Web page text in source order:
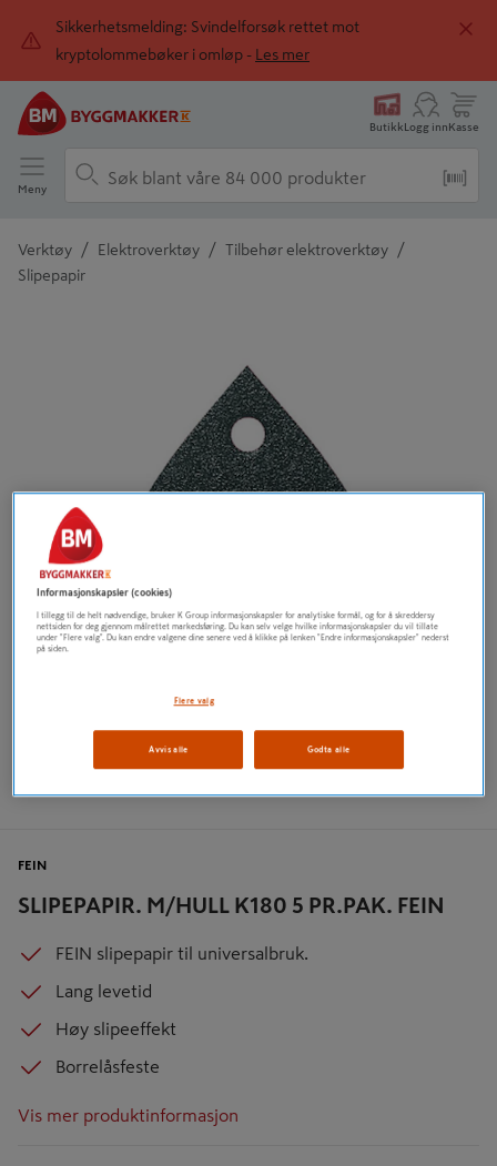
Sikkerhetsmelding: Svindelforsøk rettet mot
kryptolommebøker i omløp -
Les mer
ButikkLogg innKasse
Meny
Verktøy / Elektroverktøy / Tilbehør elektroverktøy /
Slipepapir
SLIPEPAPIR. M/HULL K180 5 PR.PAK. FEIN
FEIN
FEIN slipepapir til universalbruk.
Lang levetid
Høy slipeeffekt
Borrelåsfeste
Vis mer produktinformasjon
Informasjonskapsler (cookies)
I tillegg til de helt nødvendige, bruker K Group informasjonskapsler for analytiske formål, og for å skreddersy
nettsiden for deg gjennom målrettet markedsføring. Du kan selv velge hvilke informasjonskapsler du vil tillate
under "Flere valg". Du kan endre valgene dine senere ved å klikke på lenken "Endre informasjonskapsler" nederst
på siden.
Flere valg
Avvis alle Godta alle